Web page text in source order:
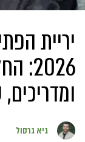
יריית
ומדריכים, עם
גיא גרסול